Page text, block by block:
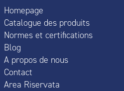
Homepage
Catalogue des produits
Normes et certifications
Blog
A propos de nous
Contact
Area Riservata